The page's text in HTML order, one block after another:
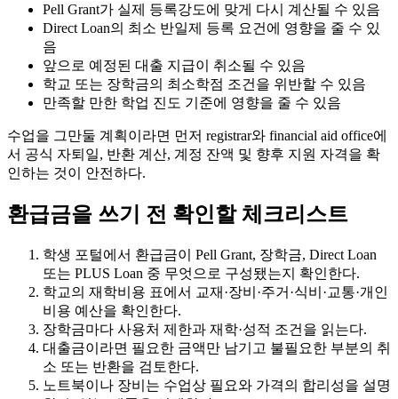
Pell Grant가 실제 등록강도에 맞게 다시 계산될 수 있음
Direct Loan의 최소 반일제 등록 요건에 영향을 줄 수 있
음
앞으로 예정된 대출 지급이 취소될 수 있음
학교 또는 장학금의 최소학점 조건을 위반할 수 있음
만족할 만한 학업 진도 기준에 영향을 줄 수 있음
수업을 그만둘 계획이라면 먼저 registrar와 financial aid office에
서 공식 자퇴일, 반환 계산, 계정 잔액 및 향후 지원 자격을 확
인하는 것이 안전하다.
환급금을 쓰기 전 확인할 체크리스트
학생 포털에서 환급금이 Pell Grant, 장학금, Direct Loan
또는 PLUS Loan 중 무엇으로 구성됐는지 확인한다.
학교의 재학비용 표에서 교재·장비·주거·식비·교통·개인
비용 예산을 확인한다.
장학금마다 사용처 제한과 재학·성적 조건을 읽는다.
대출금이라면 필요한 금액만 남기고 불필요한 부분의 취
소 또는 반환을 검토한다.
노트북이나 장비는 수업상 필요와 가격의 합리성을 설명